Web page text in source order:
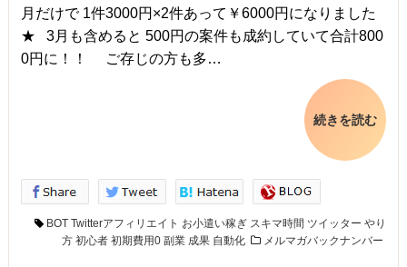
月だけで 1件3000円×2件あって￥6000円になりました
★ 3月も含めると 500円の案件も成約していて合計800
0円に！！ ご存じの方も多…
続きを読む
BOT Twitterアフィリエイト お小遣い稼ぎ スキマ時間 ツイッター やり
方 初心者 初期費用0 副業 成果 自動化 メルマガバックナンバー